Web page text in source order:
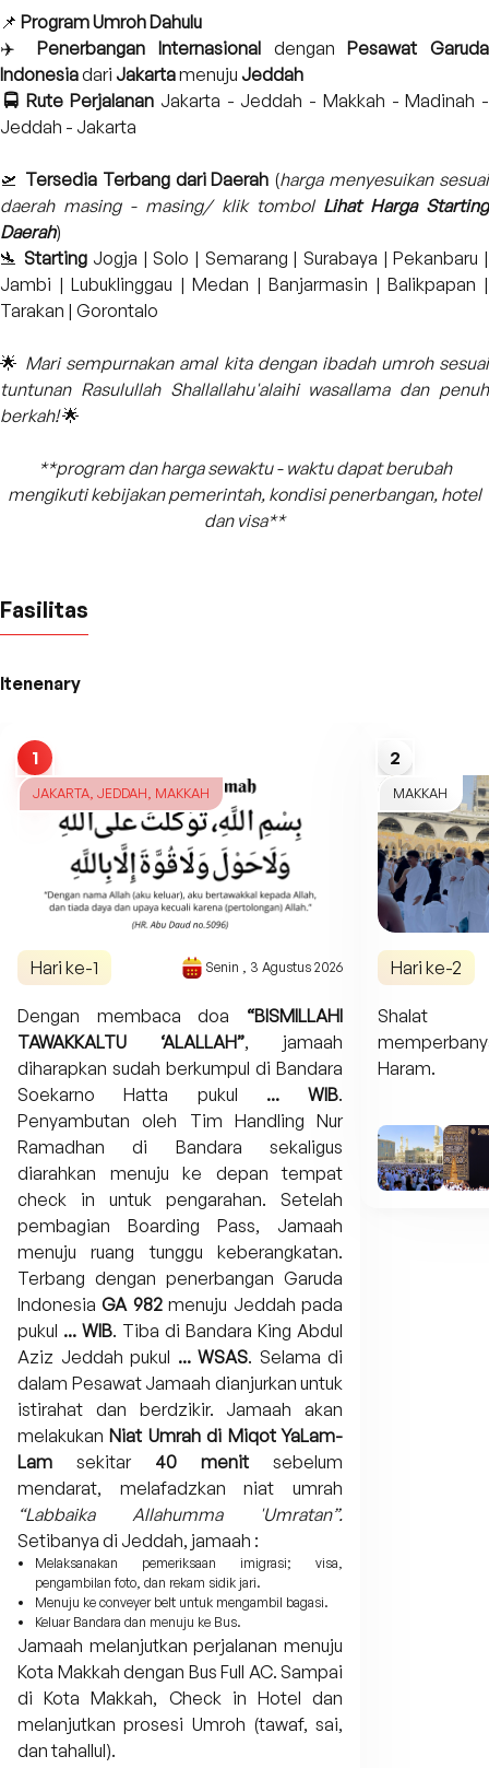
📌 Program Umroh Dahulu
✈️ Penerbangan Internasional dengan Pesawat Garuda
Indonesiadari Jakartamenuju Jeddah
🚍 Rute Perjalanan Jakarta - Jeddah - Makkah - Madinah -
Jeddah - Jakarta
🛫 Tersedia Terbang dari Daerah (harga menyesuikan sesuai
daerah masing - masing/ klik tombol Lihat Harga Starting
Daerah)
🛬Starting Jogja | Solo | Semarang | Surabaya | Pekanbaru |
Jambi | Lubuklinggau | Medan | Banjarmasin | Balikpapan |
Tarakan | Gorontalo
🌟 Mari sempurnakan amal kita dengan ibadah umroh sesuai
tuntunan Rasulullah Shallallahu'alaihi wasallama dan penuh
berkah!🌟
**program dan harga sewaktu - waktu dapat berubah
mengikuti kebijakan pemerintah, kondisi penerbangan, hotel
dan visa**
Fasilitas
Itenenary
1
JAKARTA, JEDDAH, MAKKAH
Hari ke-1 Senin , 3 Agustus 2026
Dengan membaca doa “BISMILLAHI
TAWAKKALTU ‘ALALLAH”, jamaah
diharapkan sudah berkumpul di Bandara
Soekarno Hatta pukul ... WIB.
Penyambutan oleh Tim Handling Nur
Ramadhan di Bandara sekaligus
diarahkan menuju ke depan tempat
check in untuk pengarahan. Setelah
pembagian Boarding Pass, Jamaah
menuju ruang tunggu keberangkatan.
Terbang dengan penerbangan Garuda
IndonesiaGA 982menuju Jeddah pada
pukul ... WIB. Tiba di Bandara King Abdul
Aziz Jeddah pukul ... WSAS. Selama di
dalam Pesawat Jamaah dianjurkan untuk
istirahat dan berdzikir. Jamaah akan
melakukan Niat Umrah di Miqot YaLam-
Lam sekitar 40 menit sebelum
mendarat, melafadzkan niat umrah
“Labbaika Allahumma 'Umratan”.
Setibanya di Jeddah, jamaah :
Melaksanakan pemeriksaan imigrasi; visa,
pengambilan foto, dan rekam sidik jari.
Menuju ke conveyer belt untuk mengambil bagasi.
Keluar Bandara dan menuju ke Bus.
Jamaah melanjutkan perjalanan menuju
Kota Makkah dengan Bus Full AC. Sampai
di Kota Makkah, Check in Hotel dan
melanjutkan prosesi Umroh (tawaf, sai,
dan tahallul).
2
MAKKAH
Hari ke-2
Shalat
Haram.